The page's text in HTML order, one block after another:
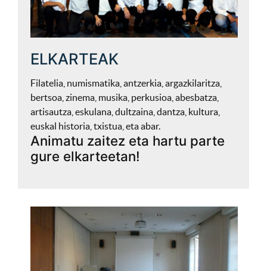
ELKARTEAK
Filatelia, numismatika, antzerkia, argazkilaritza,
bertsoa, zinema, musika, perkusioa, abesbatza,
artisautza, eskulana, dultzaina, dantza, kultura,
euskal historia, txistua, eta abar.
Animatu zaitez eta hartu parte
gure elkarteetan!